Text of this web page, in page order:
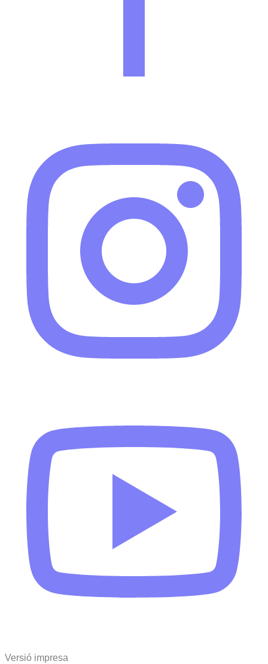
Versió impresa